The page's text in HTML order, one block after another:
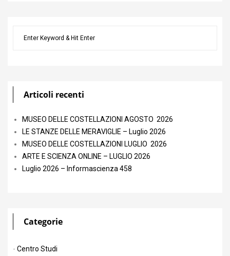
Articoli recenti
MUSEO DELLE COSTELLAZIONI AGOSTO 2026
LE STANZE DELLE MERAVIGLIE – Luglio 2026
MUSEO DELLE COSTELLAZIONI LUGLIO 2026
ARTE E SCIENZA ONLINE – LUGLIO 2026
Luglio 2026 – Informascienza 458
Categorie
Centro Studi